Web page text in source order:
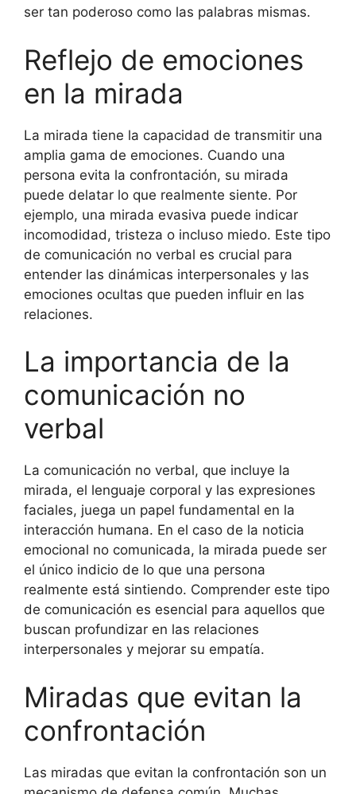
ser tan poderoso como las palabras mismas.
Reflejo de emociones
en la mirada
La mirada tiene la capacidad de transmitir una
amplia gama de emociones. Cuando una
persona evita la confrontación, su mirada
puede delatar lo que realmente siente. Por
ejemplo, una mirada evasiva puede indicar
incomodidad, tristeza o incluso miedo. Este tipo
de comunicación no verbal es crucial para
entender las dinámicas interpersonales y las
emociones ocultas que pueden influir en las
relaciones.
La importancia de la
comunicación no
verbal
La comunicación no verbal, que incluye la
mirada, el lenguaje corporal y las expresiones
faciales, juega un papel fundamental en la
interacción humana. En el caso de la noticia
emocional no comunicada, la mirada puede ser
el único indicio de lo que una persona
realmente está sintiendo. Comprender este tipo
de comunicación es esencial para aquellos que
buscan profundizar en las relaciones
interpersonales y mejorar su empatía.
Miradas que evitan la
confrontación
Las miradas que evitan la confrontación son un